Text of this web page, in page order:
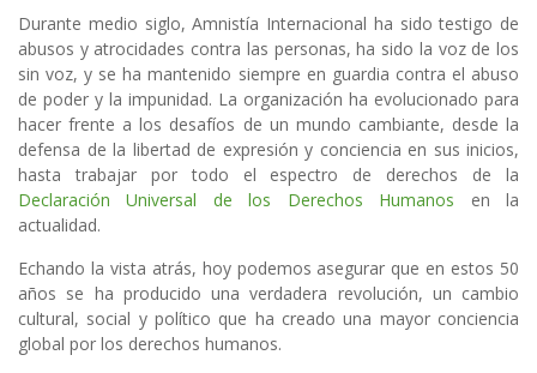
Durante medio siglo, Amnistía Internacional ha sido testigo de
abusos y atrocidades contra las personas, ha sido la voz de los
sin voz, y se ha mantenido siempre en guardia contra el abuso
de poder y la impunidad. La organización ha evolucionado para
hacer frente a los desafíos de un mundo cambiante, desde la
defensa de la libertad de expresión y conciencia en sus inicios,
hasta trabajar por todo el espectro de derechos de la
Declaración Universal de los Derechos Humanos en la
actualidad.
Echando la vista atrás, hoy podemos asegurar que en estos 50
años se ha producido una verdadera revolución, un cambio
cultural, social y político que ha creado una mayor conciencia
global por los derechos humanos.